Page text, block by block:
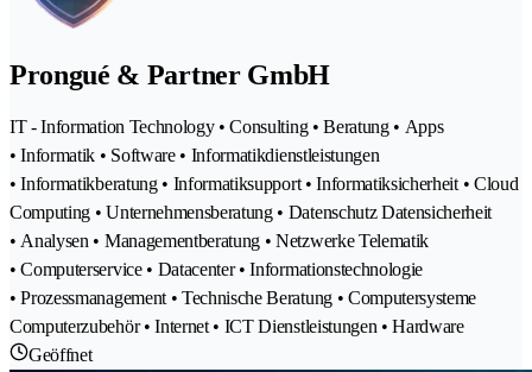
Prongué & Partner GmbH
IT - Information Technology • Consulting • Beratung • Apps
• Informatik • Software • Informatikdienstleistungen
• Informatikberatung • Informatiksupport • Informatiksicherheit • Cloud
Computing • Unternehmensberatung • Datenschutz Datensicherheit
• Analysen • Managementberatung • Netzwerke Telematik
• Computerservice • Datacenter • Informationstechnologie
• Prozessmanagement • Technische Beratung • Computersysteme
Computerzubehör • Internet • ICT Dienstleistungen • Hardware
Geöffnet